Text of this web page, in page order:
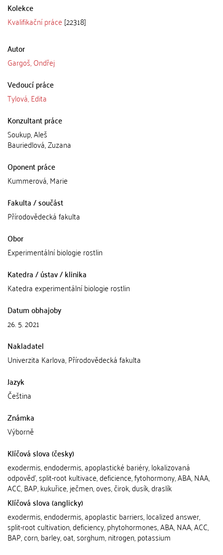
Kolekce
Kvalifikační práce [22318]
Autor
Gargoš, Ondřej
Vedoucí práce
Tylová, Edita
Konzultant práce
Soukup, Aleš
Bauriedlová, Zuzana
Oponent práce
Kummerová, Marie
Fakulta / součást
Přírodovědecká fakulta
Obor
Experimentální biologie rostlin
Katedra / ústav / klinika
Katedra experimentální biologie rostlin
Datum obhajoby
26. 5. 2021
Nakladatel
Univerzita Karlova, Přírodovědecká fakulta
Jazyk
Čeština
Známka
Výborně
Klíčová slova (česky)
exodermis, endodermis, apoplastické bariéry, lokalizovaná
odpověď, split-root kultivace, deficience, fytohormony, ABA, NAA,
ACC, BAP, kukuřice, ječmen, oves, čirok, dusík, draslík
Klíčová slova (anglicky)
exodermis, endodermis, apoplastic barriers, localized answer,
split-root cultivation, deficiency, phytohormones, ABA, NAA, ACC,
BAP, corn, barley, oat, sorghum, nitrogen, potassium